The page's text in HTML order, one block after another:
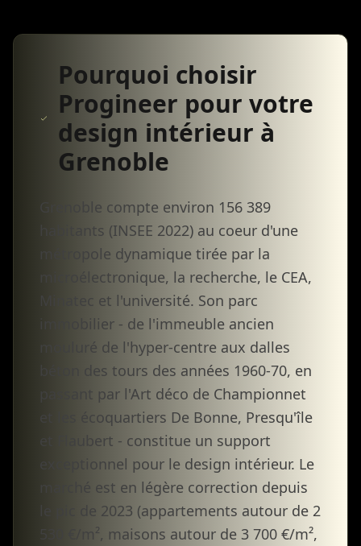
Pourquoi choisir
Progineer pour votre
design intérieur à
Grenoble
Grenoble compte environ 156 389
habitants (INSEE 2022) au coeur d'une
métropole dynamique tirée par la
microélectronique, la recherche, le CEA,
Minatec et l'université. Son parc
immobilier - de l'immeuble ancien
mouluré de l'hyper-centre aux dalles
béton des tours des années 1960-70, en
passant par l'Art déco de Championnet
et les écoquartiers De Bonne, Presqu'île
et Flaubert - constitue un support
exceptionnel pour le design intérieur. Le
marché est en légère correction depuis
le pic de 2023 (appartements autour de 2
530 €/m², maisons autour de 3 700 €/m²,